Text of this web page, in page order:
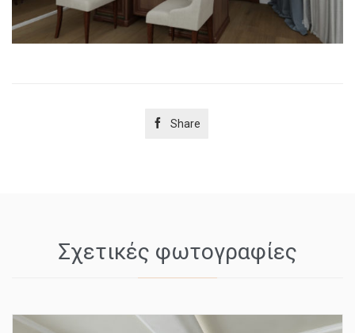
 Share
Σχετικές φωτογραφίες